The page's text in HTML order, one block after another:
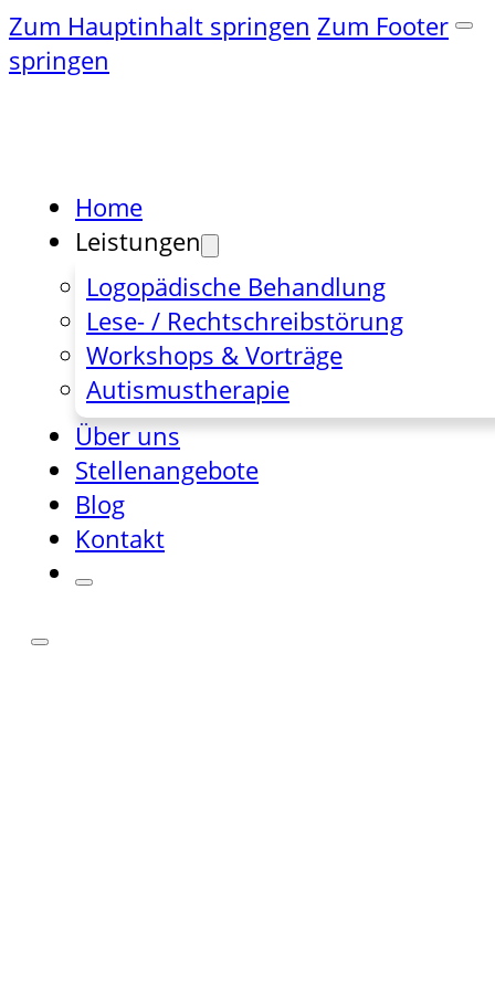
Zum Hauptinhalt springen Zum Footer
springen
Home
Leistungen
Logopädische Behandlung
Lese- / Rechtschreibstörung
Workshops & Vorträge
Autismustherapie
Über uns
Stellenangebote
Blog
Kontakt